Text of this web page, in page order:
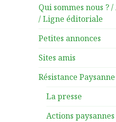
Qui sommes nous ?
/ Ligne éditoriale
Petites annonces
Sites amis
Résistance Paysanne
La presse
Actions paysannes